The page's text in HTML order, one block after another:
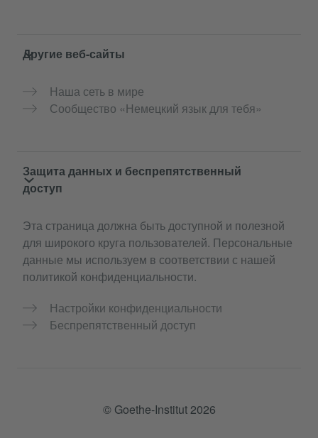
Другие веб-сайты
Наша сеть в мире
Сообщество «Немецкий язык для тебя»
Защита данных и беспрепятственный
доступ
Эта страница должна быть доступной и полезной
для широкого круга пользователей. Персональные
данные мы используем в соответствии с нашей
политикой конфиденциальности.
Настройки конфиденциальности
Беспрепятственный доступ
© Goethe-Institut 2026